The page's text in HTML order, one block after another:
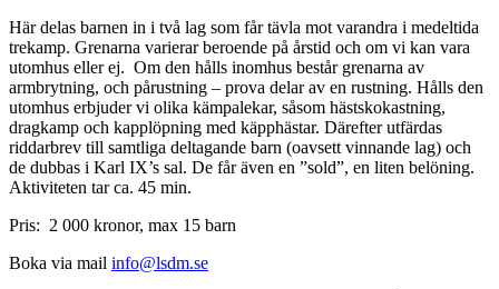
Här delas barnen in i två lag som får tävla mot varandra i medeltida
trekamp. Grenarna varierar beroende på årstid och om vi kan vara
utomhus eller ej. Om den hålls inomhus består grenarna av
armbrytning, och pårustning – prova delar av en rustning. Hålls den
utomhus erbjuder vi olika kämpalekar, såsom hästskokastning,
dragkamp och kapplöpning med käpphästar. Därefter utfärdas
riddarbrev till samtliga deltagande barn (oavsett vinnande lag) och
de dubbas i Karl IX’s sal. De får även en ”sold”, en liten belöning.
Aktiviteten tar ca. 45 min.
Pris: 2 000 kronor, max 15 barn
Boka via mail info@lsdm.se